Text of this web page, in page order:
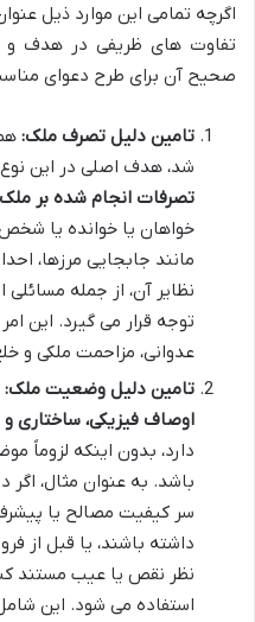
اگرچه تمامی این موارد ذیل
تفاوت های ظریفی در هدف و
صحیح آن برای طرح دعوای
تامین دلیل تصرف ملک:
شد، هدف اصلی در این نوع
تصرفات انجام شده بر ملک
خواهان یا خوانده یا
مانند جابجایی مرزها،
نظایر آن، از جمله
توجه قرار می گیرد. این
عدوانی، مزاحمت ملکی و
تامین دلیل وضعیت ملک:
اوصاف فیزیکی، ساختاری
دارد، بدون اینکه لزوماً
باشد. به عنوان مثال، اگر
سر کیفیت مصالح یا
داشته باشند، یا قبل از
نظر نقص یا عیب مستند
استفاده می شود. این